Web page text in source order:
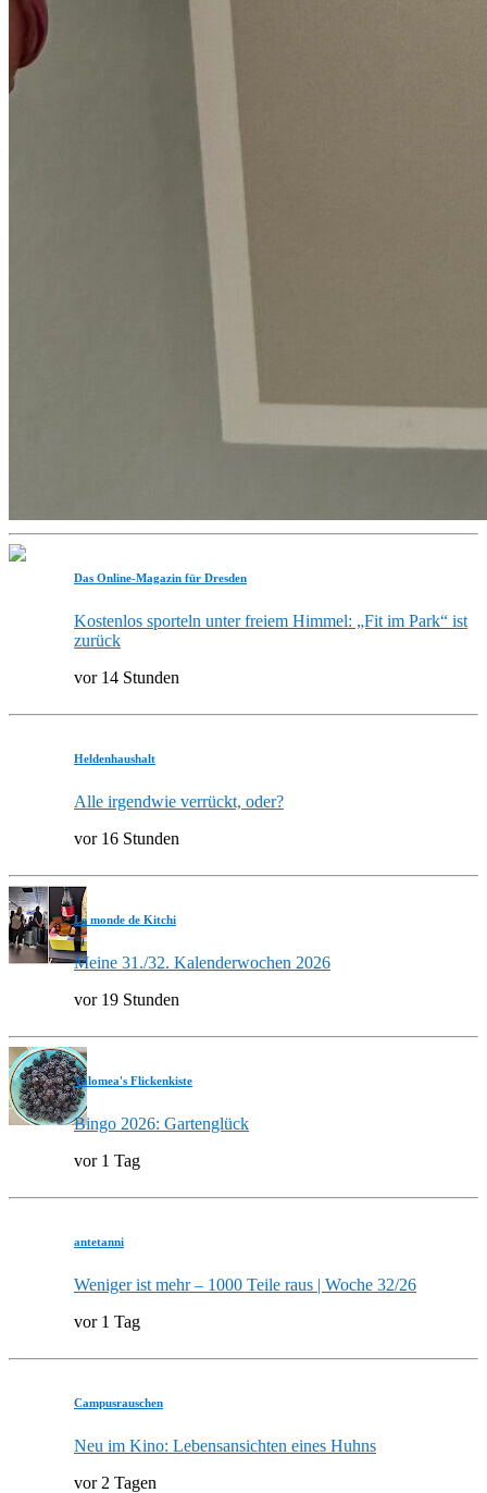
Das Online-Magazin für Dresden
Kostenlos sporteln unter freiem Himmel: „Fit im Park“ ist
zurück
vor 14 Stunden
Heldenhaushalt
Alle irgendwie verrückt, oder?
vor 16 Stunden
Le monde de Kitchi
Meine 31./32. Kalenderwochen 2026
vor 19 Stunden
Valomea's Flickenkiste
Bingo 2026: Gartenglück
vor 1 Tag
antetanni
Weniger ist mehr – 1000 Teile raus | Woche 32/26
vor 1 Tag
Campusrauschen
Neu im Kino: Lebensansichten eines Huhns
vor 2 Tagen